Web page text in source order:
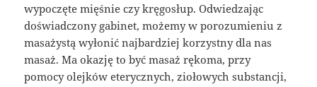
wypoczęte mięśnie czy kręgosłup. Odwiedzając
doświadczony gabinet, możemy w porozumieniu z
masażystą wyłonić najbardziej korzystny dla nas
masaż. Ma okazję to być masaż rękoma, przy
pomocy olejków eterycznych, ziołowych substancji,